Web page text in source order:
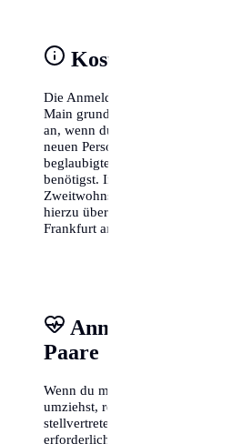
Kosten &
Die Anmeldung des Wohnsitzes
Main grundsätzlich kostenlos.
an, wenn du gleichzeitig andere
neuen Personalausweis)
beglaubigte Abschriften der
benötigst. In einigen Fällen
Zweitwohnsitzes eine Steuer
hierzu über die lokale
Frankfurt am Main.
Anmeldung für
Paare
Wenn du mit deiner Familie
umziehst, reicht es oft aus, wenn
stellvertretend für alle im Amt
erforderlichen Ausweise und